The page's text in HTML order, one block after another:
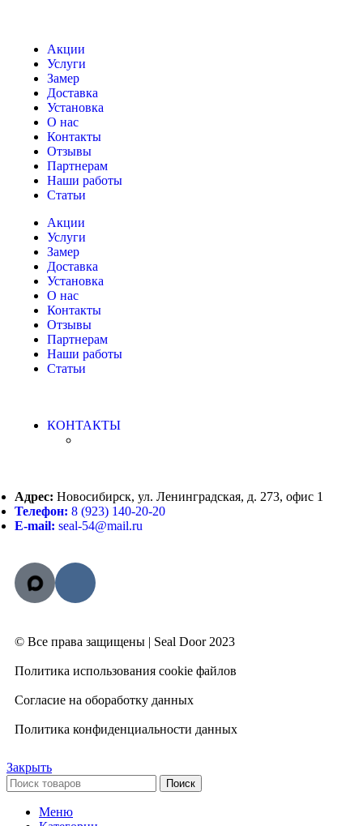
Акции
Услуги
Замер
Доставка
Установка
О нас
Контакты
Отзывы
Партнерам
Наши работы
Статьи
Акции
Услуги
Замер
Доставка
Установка
О нас
Контакты
Отзывы
Партнерам
Наши работы
Статьи
КОНТАКТЫ
Адрес: Новосибирск, ул. Ленинградская, д. 273, офис 1
Телефон: 8 (923) 140-20-20
E-mail: seal-54@mail.ru
© Все права защищены | Seal Door 2023
Политика использования cookie файлов
Согласие на обоработку данных
Политика конфиденциальности данных
Закрыть
Поиск
Меню